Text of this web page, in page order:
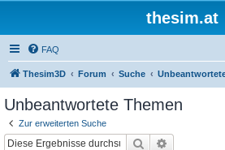
thesim.at
FAQ
Thesim3D Forum Suche
Unbeantwortete Themen
Zur erweiterten Suche
Suche